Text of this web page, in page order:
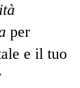
per
e il tuo